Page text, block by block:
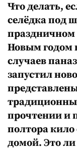
Что делать,
селёдка под
праздничном
Новым годом
случаев
запустил
прочтении и
полтора
домой. Это